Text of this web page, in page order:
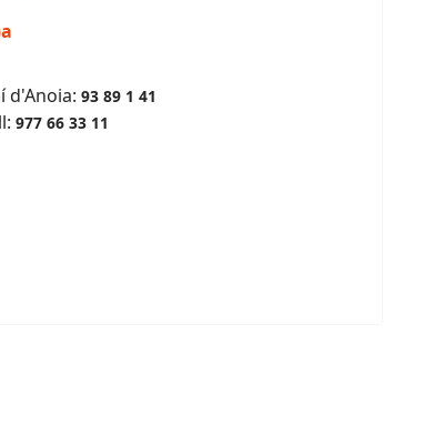
d'Anoia: 93 89 1 41
977 66 33 11